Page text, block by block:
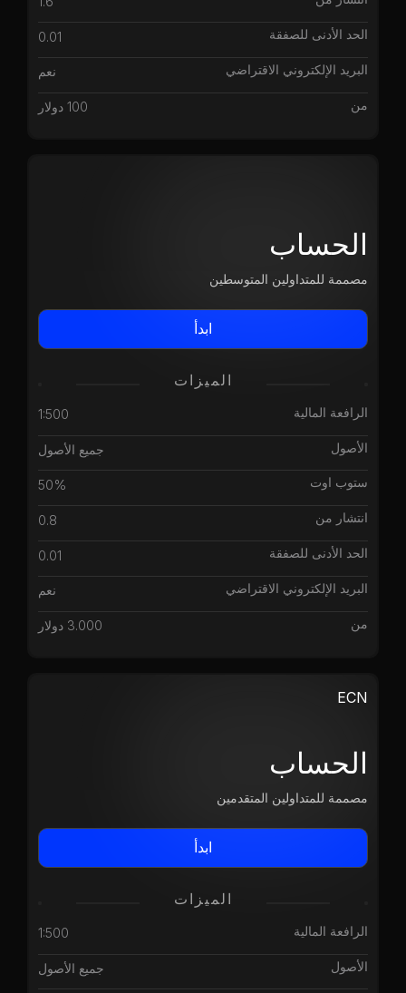
الحد الأدنى للصفقة 0.01
البريد الإلكتروني الاقتراضي نعم
من 100 دولار
الحساب
مصممة للمتداولين المتوسطين
ابدأ
الميزات
الرافعة المالية 1:500
الأصول جميع الأصول
ستوب اوت 50%
انتشار من 0.8
الحد الأدنى للصفقة 0.01
البريد الإلكتروني الاقتراضي نعم
من 3.000 دولار
ECN
الحساب
مصممة للمتداولين المتقدمين
ابدأ
الميزات
الرافعة المالية 1:500
الأصول جميع الأصول